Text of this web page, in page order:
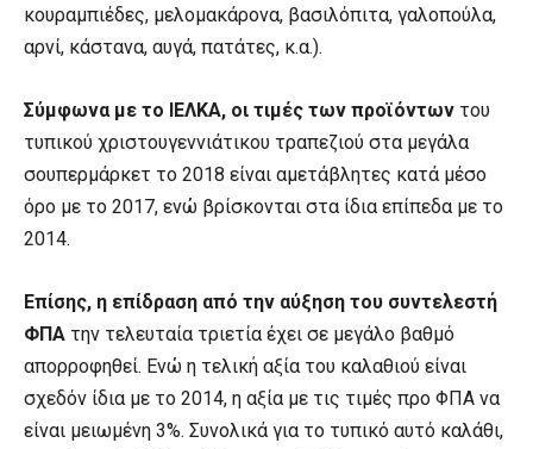
κουραμπιέδες, μελομακάρονα, βασιλόπιτα, γαλοπούλα,
αρνί, κάστανα, αυγά, πατάτες, κ.α.).
Σύμφωνα με το ΙΕΛΚΑ, οι τιμές των προϊόντων του
τυπικού χριστουγεννιάτικου τραπεζιού στα μεγάλα
σουπερμάρκετ το 2018 είναι αμετάβλητες κατά μέσο
όρο με το 2017, ενώ βρίσκονται στα ίδια επίπεδα με το
2014.
Επίσης, η επίδραση από την αύξηση του συντελεστή
ΦΠΑ την τελευταία τριετία έχει σε μεγάλο βαθμό
απορροφηθεί. Ενώ η τελική αξία του καλαθιού είναι
σχεδόν ίδια με το 2014, η αξία με τις τιμές προ ΦΠΑ να
είναι μειωμένη 3%. Συνολικά για το τυπικό αυτό καλάθι,